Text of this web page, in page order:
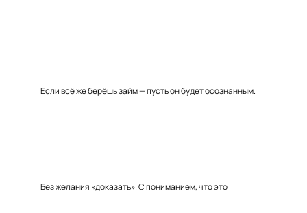
Если всё же берёшь займ — пусть он будет осознанным.
Без желания «доказать». С пониманием, что это